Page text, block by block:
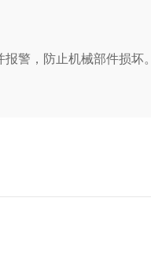
警，防止机械部件损坏。